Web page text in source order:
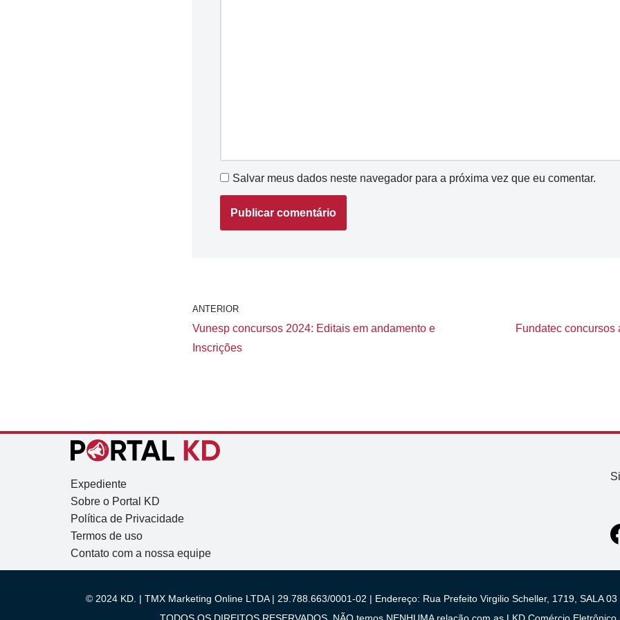
Salvar meus dados neste navegador para a próxima vez que eu comentar.
ANTERIOR
Vunesp concursos 2024: Editais em andamento e
Inscrições
Fundatec concursos
Expediente
Sobre o Portal KD
Política de Privacidade
Termos de uso
Contato com a nossa equipe
© 2024 KD. | TMX Marketing Online LTDA | 29.788.663/0001-02 | Endereço: Rua Prefeito Virgilio Scheller, 1719, SALA